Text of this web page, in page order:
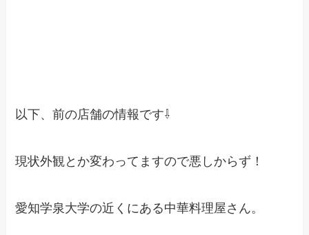
以下、前の店舗の情報です⇩
現状外観とか変わってますので悪しからず！
愛知学泉大学の近くにある中華料理屋さん。